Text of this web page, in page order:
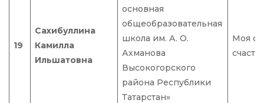
19
Сахибуллина
Камилла
Ильшатовна
основная
общеобразовательная
школа им. А. О.
Ахманова
Высокогорского
района Республики
Татарстан»
Моя